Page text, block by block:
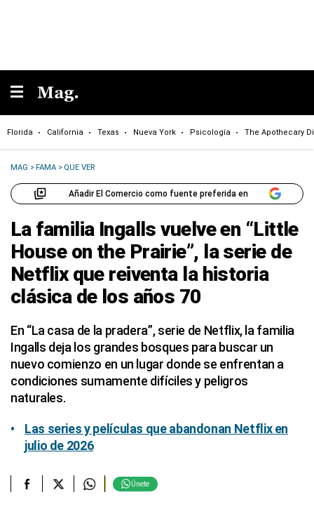
Florida California Texas Nueva York Psicología The Apothecary
MAG >FAMA > QUE VER
Añadir El Comercio como fuente preferida en
La familia Ingalls vuelve en “Little
House on the Prairie”, la serie de
Netflix que reiventa la historia
clásica de los años 70
En “La casa de la pradera”, serie de Netflix, la familia
Ingalls deja los grandes bosques para buscar un
nuevo comienzo en un lugar donde se enfrentan a
condiciones sumamente difíciles y peligros
naturales.
Las series y películas que abandonan Netflix en
julio de 2026
Únete